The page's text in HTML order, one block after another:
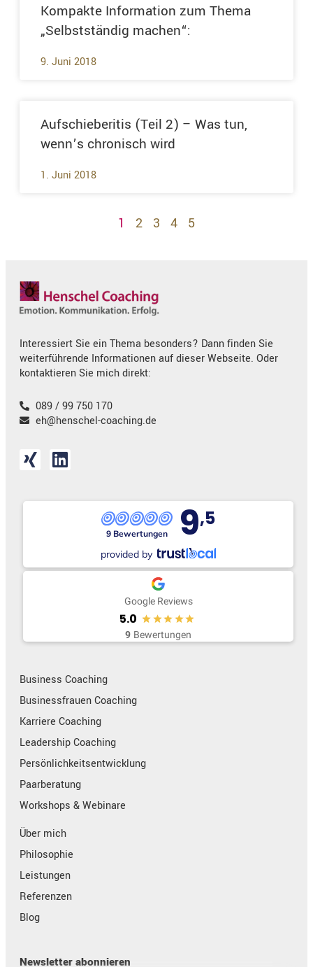
Kompakte Information zum Thema
„Selbstständig machen“:
9. Juni 2018
Aufschieberitis (Teil 2) – Was tun,
wenn’s chronisch wird
1. Juni 2018
1 2 3 4 5
Interessiert Sie ein Thema besonders? Dann finden Sie
weiterführende Informationen auf dieser Webseite. Oder
kontaktieren Sie mich direkt:
089 / 99 750 170
eh@henschel-coaching.de
9 Bewertungen 9,5
provided by
Google Reviews
5.0
9 Bewertungen
Business Coaching
Businessfrauen Coaching
Karriere Coaching
Leadership Coaching
Persönlichkeitsentwicklung
Paarberatung
Workshops & Webinare
Über mich
Philosophie
Leistungen
Referenzen
Blog
Newsletter abonnieren